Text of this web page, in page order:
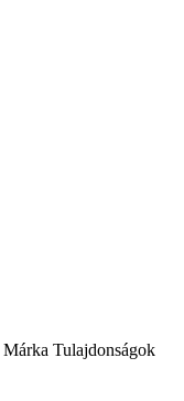
Márka Tulajdonságok